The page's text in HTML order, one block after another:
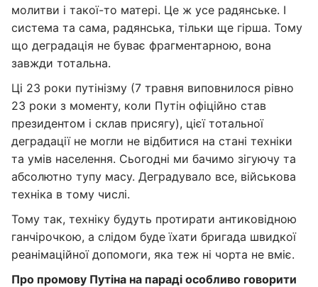
молитви і такої-то матері. Це ж усе радянське. І
система та сама, радянська, тільки ще гірша. Тому
що деградація не буває фрагментарною, вона
завжди тотальна.
Ці 23 роки путінізму (7 травня виповнилося рівно
23 роки з моменту, коли Путін офіційно став
президентом і склав присягу), цієї тотальної
деградації не могли не відбитися на стані техніки
та умів населення. Сьогодні ми бачимо зігуючу та
абсолютно тупу масу. Деградувало все, військова
техніка в тому числі.
Тому так, техніку будуть протирати антиковідною
ганчірочкою, а слідом буде їхати бригада швидкої
реанімаційної допомоги, яка теж ні чорта не вміє.
Про промову Путіна на параді особливо говорити